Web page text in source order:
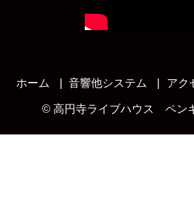
ホーム 音響他システム アク
© 高円寺ライブハウス ペン